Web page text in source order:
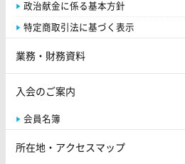
政治献金に係る基本方針
特定商取引法に基づく表示
業務・財務資料
入会のご案内
会員名簿
所在地・アクセスマップ